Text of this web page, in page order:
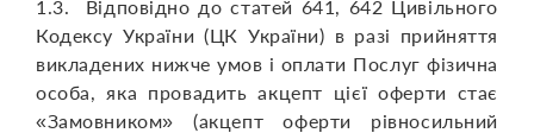
1.3. Відповідно до статей 641, 642 Цивільного
Кодексу України (ЦК України) в разі прийняття
викладених нижче умов і оплати Послуг фізична
особа, яка провадить акцепт цієї оферти стає
«Замовником» (акцепт оферти рівносильний